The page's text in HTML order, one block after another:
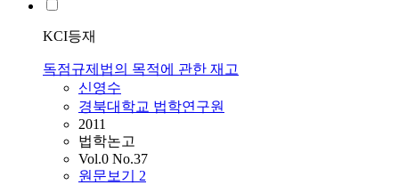
KCI등재
독점규제법의 목적에 관한 재고
신영수
경북대학교 법학연구원
2011
법학논고
Vol.0 No.37
원문보기 2